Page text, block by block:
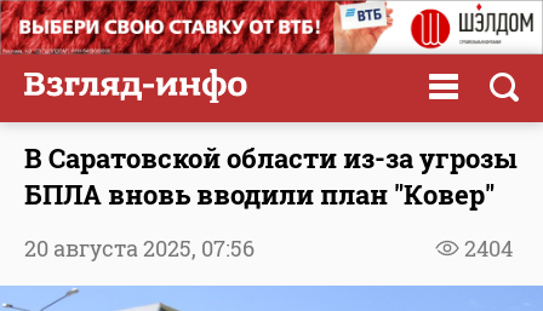
В Саратовской области из-за угрозы
БПЛА вновь вводили план "Ковер"
2404
20 августа 2025, 07:56